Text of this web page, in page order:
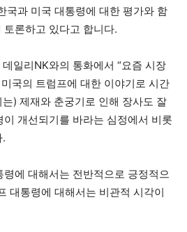
국과 미국 대통령에 대한 평가와 함
론하고 있다고 합니다.
일리NK와의 통화에서 “요즘 시장
국의 트럼프에 대한 이야기로 시간
는) 제재와 춘궁기로 인해 장사도 잘
개선되기를 바라는 심정에서 비롯
.
에 대해서는 전반적으로 긍정적으
대통령에 대해서는 비관적 시각이